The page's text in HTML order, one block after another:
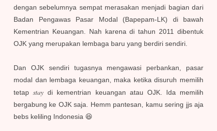
dengan sebelumnya sempat merasakan menjadi bagian dari
Badan Pengawas Pasar Modal (Bapepam-LK) di bawah
Kementrian Keuangan. Nah karena di tahun 2011 dibentuk
OJK yang merupakan lembaga baru yang berdiri sendiri.
Dan OJK sendiri tugasnya mengawasi perbankan, pasar
modal dan lembaga keuangan, maka ketika disuruh memilih
tetapstay di kementrian keuangan atau OJK. Ida memilih
bergabung ke OJK saja. Hemm pantesan, kamu sering jjs aja
bebs keliling Indonesia 😆